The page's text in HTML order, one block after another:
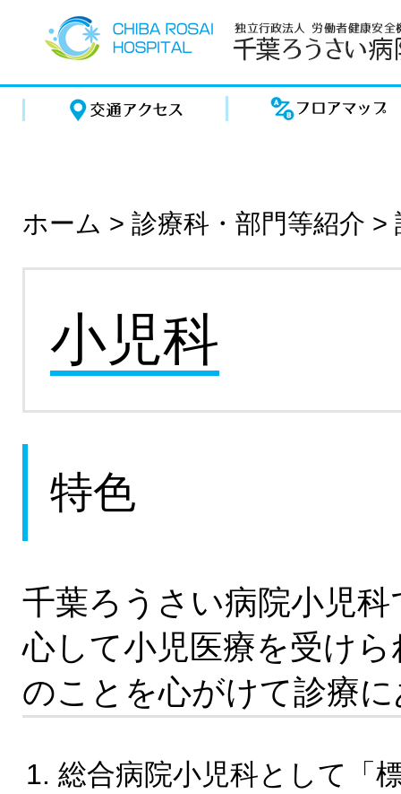
ホーム > 診療科・部門等紹介 >
小児科
特色
千葉ろうさい病院小児
心して小児医療を受け
のことを心がけて診療
総合病院小児科として「